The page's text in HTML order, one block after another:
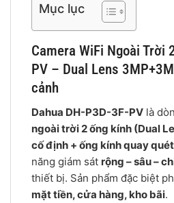
Mục lục
Camera WiFi Ngoài Trời
PV – Dual Lens
cảnh
Dahua DH-P3D-3F-PV là
ngoài trời 2 ống kính (Dual
cố định + ống kính quay
năng giám sát rộng – sâu –
thiết bị. Sản phẩm đặc biệt
mặt tiền, cửa hàng, kho bãi.